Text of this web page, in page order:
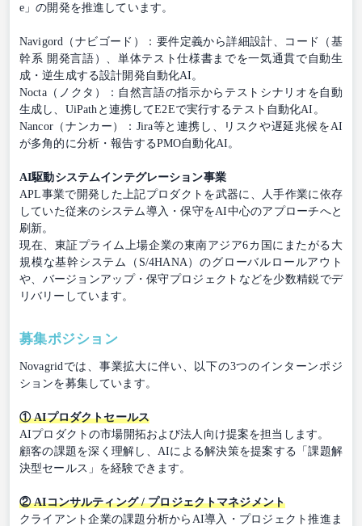
e」の開発を推進しています。
Navigord（ナビゴード）：要件定義から詳細設計、コード（基
幹系 開発言語）、単体テスト仕様書までを一気通貫で自動生
成・逆生成する設計開発自動化AI。
Nocta（ノクタ）：自然言語の指示からテストシナリオを自動
生成し、UiPathと連携してE2Eで実行するテスト自動化AI。
Nancor（ナンカー）：Jira等と連携し、リスクや遅延兆候をAI
が多角的に分析・報告するPMO自動化AI。
AI駆動システムインテグレーション事業
APL事業で開発した上記プロダクトを武器に、人手作業に依存
していた従来のシステム導入・保守をAI中心のアプローチへと
刷新。
現在、東証プライム上場企業の東南アジア6カ国にまたがる大
規模な基幹システム（S/4HANA）のグローバルロールアウト
や、バージョンアップ・保守プロジェクトなどを少数精鋭でデ
リバリーしています。
募集ポジション
Novagridでは、事業拡大に伴い、以下の3つのインターンポジ
ションを募集しています。
① AIプロダクトセールス
AIプロダクトの市場開拓および法人向け提案を担当します。
顧客の課題を深く理解し、AIによる解決策を提案する「課題解
決型セールス」を経験できます。
② AIコンサルティング / プロジェクトマネジメント
クライアント企業の課題分析からAI導入・プロジェクト推進ま